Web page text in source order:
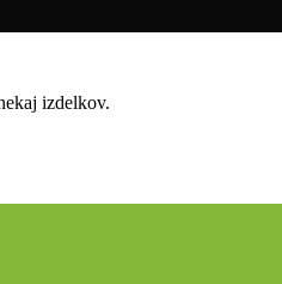
izdelkov.